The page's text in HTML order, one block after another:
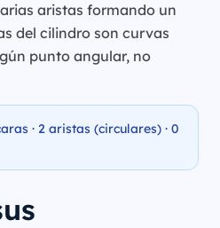
aristas formando un
del cilindro son curvas
punto angular, no
· 2 aristas (circulares) · 0